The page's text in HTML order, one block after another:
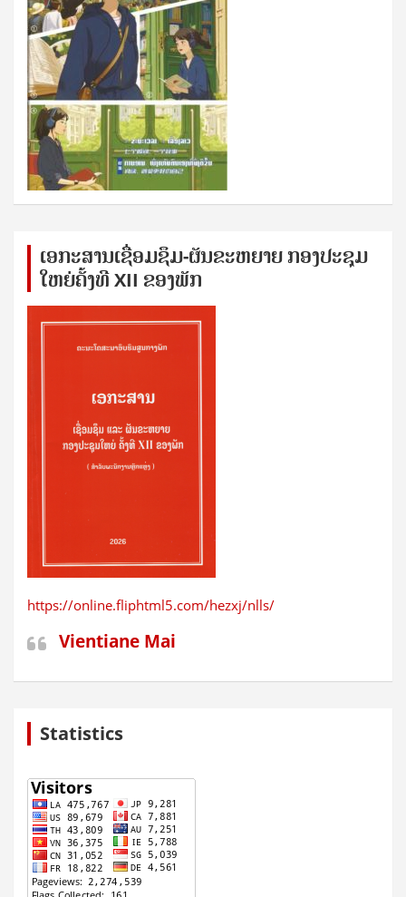
ເອກ​ະ​ສານ​ເຊ​ື່ອມ​ຊ​ຶມ-ຜັນ​ຂະ​ຫ​ຍາຍ ກອງ​ປະ​ຊຸມ​
ໃຫຍ່​ຄັ້ງ​ທີ XII ຂອງ​ພັກ
https://online.fliphtml5.com/hezxj/nlls/
Vientiane Mai
Statistics